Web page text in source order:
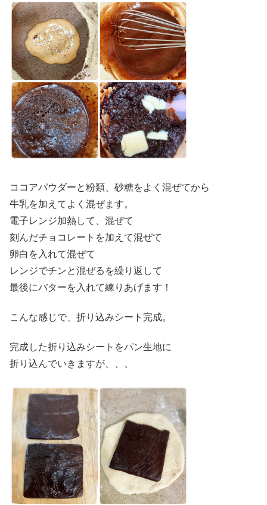
ココアパウダーと粉類、砂糖をよく混ぜてから
牛乳を加えてよく混ぜます。
電子レンジ加熱して、混ぜて
刻んだチョコレートを加えて混ぜて
卵白を入れて混ぜて
レンジでチンと混ぜるを繰り返して
最後にバターを入れて練りあげます！
こんな感じで、折り込みシート完成。
完成した折り込みシートをパン生地に
折り込んでいきますが、、、